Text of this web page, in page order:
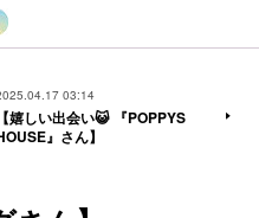
03:14
【嬉しい出会い😺 『POPPYS
』さん】